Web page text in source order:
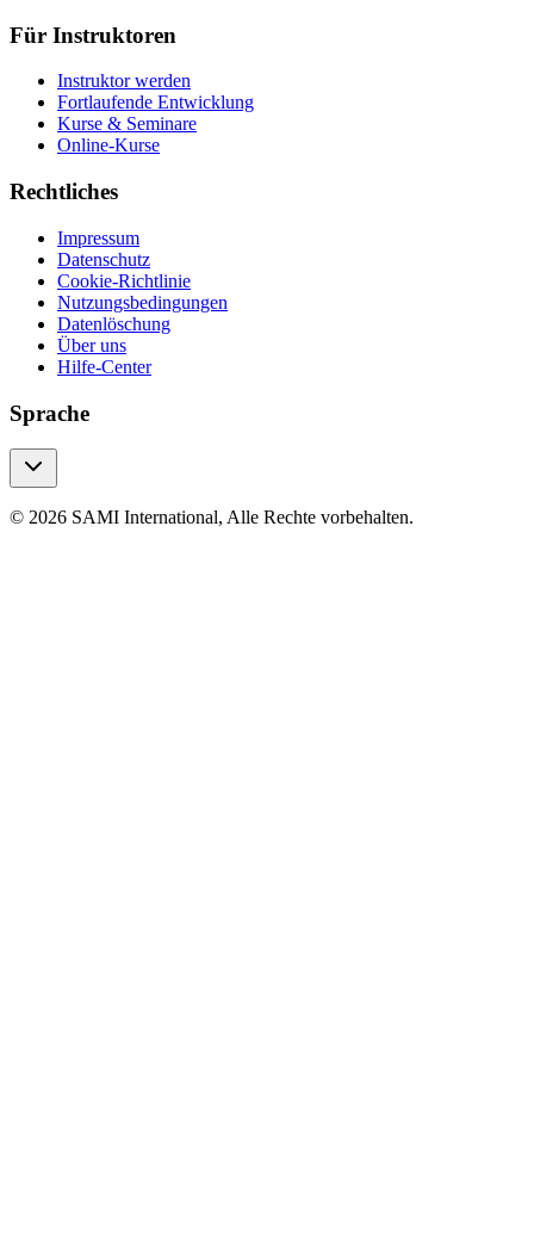
Für Instruktoren
Instruktor werden
Fortlaufende Entwicklung
Kurse & Seminare
Online-Kurse
Rechtliches
Impressum
Datenschutz
Cookie-Richtlinie
Nutzungsbedingungen
Datenlöschung
Über uns
Hilfe-Center
Sprache
© 2026 SAMI International, Alle Rechte vorbehalten.